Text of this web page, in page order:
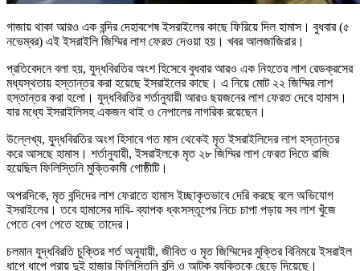
গাজায় থাকা আরও এক বন্দির দেহাবশেষ ইসরাইলের কাছে ফিরিয়ে দিল হামাস। বুধবার (৫
নভেম্বর) এই ইসরাইলি জিম্মির লাশ ফেরত দেওয়া হয়। খবর আলজাজিরার।
প্রতিবেদনে বলা হয়, যুদ্ধবিরতির অংশ হিসেবে বুধবার আরও এক নিহতের লাশ রেডক্রসের
মধ্যস্থতায় হস্তান্তর করা হয়েছে ইসরাইলের কাছে। এ নিয়ে মোট ২২ জিম্মির লাশ
হস্তান্তর করা হলো। যুদ্ধবিরতির শর্তানুযায়ী আরও ছয়জনের লাশ ফেরত দেবে হামাস।
যার মধ্যে ইসরাইলিসহ একজন থাই ও নেপালের নাগরিক রয়েছেন।
উল্লেখ্য, যুদ্ধবিরতির অংশ হিসাবে গত মাস থেকেই মৃত ইসরাইলিদের লাশ হস্তান্তর
করে আসছে হামাস। শর্তানুযায়ী, ইসরাইলকে মৃত ২৮ জিম্মির লাশ ফেরত দিতে রাজি
হয়েছিল ফিলিস্তিনি মুক্তিকামী গোষ্ঠীটি।
অপরদিকে, মৃত বন্দিদের লাশ ফেরাতে হামাস ইচ্ছাকৃতভাবে দেরি করছে বলে অভিযোগ
ইসরাইলের। তবে হামাসের দাবি- ব্যাপক ধ্বংসস্তূপের নিচে চাপা পড়ায় সব লাশ খুঁজে
পেতে বেগ পেতে হচ্ছে তাদের।
চলমান যুদ্ধবিরতি চুক্তির শর্ত অনুযায়ী, জীবিত ও মৃত জিম্মিদের মুক্তির বিনিময়ে ইসরাইল
ধাপে ধাপে প্রায় দুই হাজার ফিলিস্তিনি বন্দি ও আটক ব্যক্তিকে ছেড়ে দিয়েছে।